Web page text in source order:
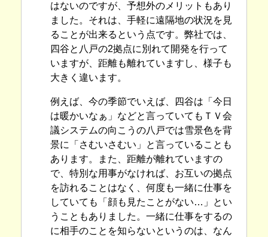
はないのですが、予想外のメリットもあり
ました。それは、手軽に遠隔地の状況を見
ることが出来るという点です。弊社では、
四谷と八戸の2拠点に別れて開発を行って
いますが、距離も離れていますし、様子も
大きく違います。
例えば、今の季節でいえば、四谷は「今日
は暖かいなぁ」などと言っていてもＴＶ会
議システムの向こうの八戸では雪景色を背
景に「さむいさむい」と言っていることも
あります。また、距離が離れていますの
で、特別な用事がなければ、お互いの拠点
を訪れることはなく、何度も一緒に仕事を
していても「顔も見たことがない…」とい
うこともありました。一緒に仕事をするの
に相手のことを知らないというのは、なん